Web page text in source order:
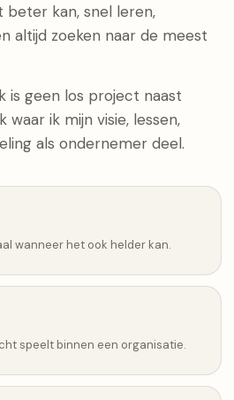
beter kan, snel leren,
altijd zoeken naar de meest
is geen los project naast
waar ik mijn visie, lessen,
als ondernemer deel.
wanneer het ook helder kan.
speelt binnen een organisatie.